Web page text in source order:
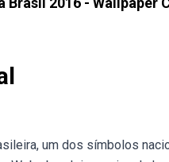
um dos símbolos